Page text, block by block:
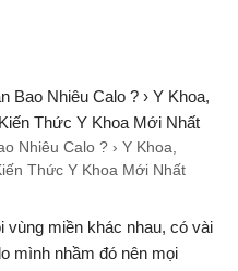
Nhiêu Calo ? › Y Khoa,
Thức Y Khoa Mới Nhất
vùng miền khác nhau, có vài
mình nhầm đó nên mọi